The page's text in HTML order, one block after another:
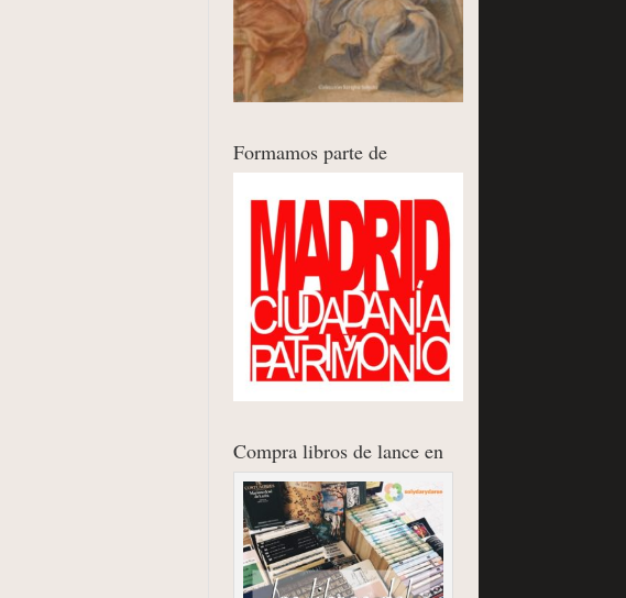
Formamos parte de
Compra libros de lance en